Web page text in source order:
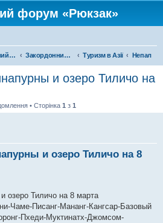
форум «Рюкзак»
Туристичний форум «Рюкзак» Закордонний туризм Туризм в Азії Непал
и озеро Тиличо на
• Сторінка 1 з 1
и озеро Тиличо на 8
озеро Тиличо на 8 марта
Чаме-Писанг-Мананг-Кангсар-Базовый
Пхеди-Муктинатх-Джомсом-